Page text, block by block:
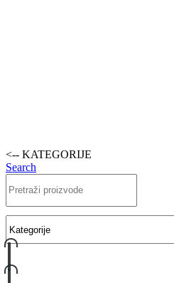
<-- KATEGORIJE
Search